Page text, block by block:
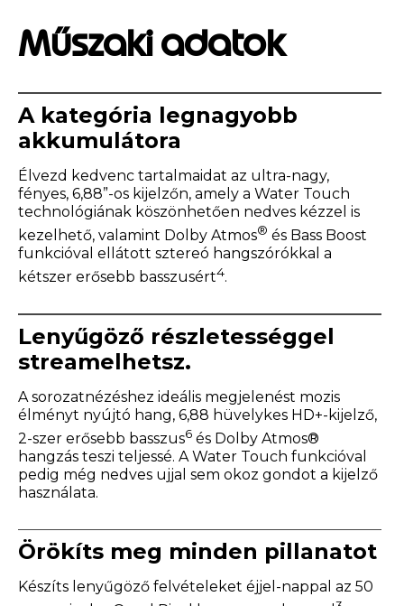
Műszaki adatok
A kategória legnagyobb
akkumulátora
Élvezd kedvenc tartalmaidat az ultra-nagy,
fényes, 6,88”-os kijelzőn, amely a Water Touch
technológiának köszönhetően nedves kézzel is
kezelhető, valamint Dolby Atmos® és Bass Boost
funkcióval ellátott sztereó hangszórókkal a
kétszer erősebb basszusért4.
Lenyűgöző részletességgel
streamelhetsz.
A sorozatnézéshez ideális megjelenést mozis
élményt nyújtó hang, 6,88 hüvelykes HD+-kijelző,
2-szer erősebb basszus6 és Dolby Atmos®
hangzás teszi teljessé. A Water Touch funkcióval
pedig még nedves ujjal sem okoz gondot a kijelző
használata.
Örökíts meg minden pillanatot
Készíts lenyűgöző felvételeket éjjel-nappal az 50